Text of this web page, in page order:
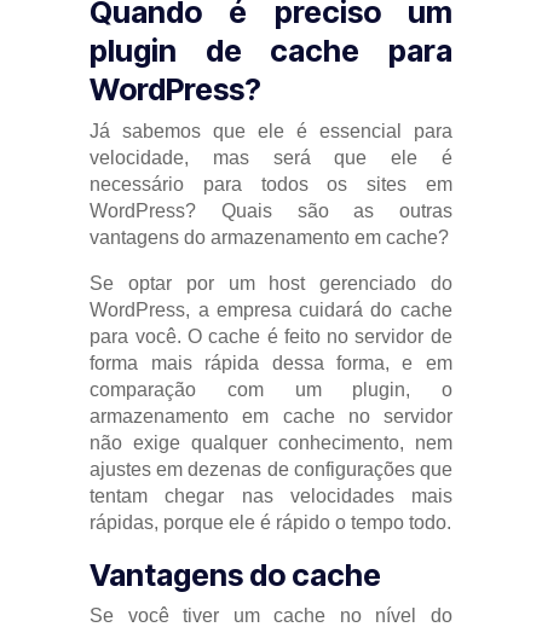
Quando é preciso um
plugin de cache para
WordPress?
Já sabemos que ele é essencial para
velocidade, mas será que ele é
necessário para todos os sites em
WordPress? Quais são as outras
vantagens do armazenamento em cache?
Se optar por um host gerenciado do
WordPress, a empresa cuidará do cache
para você. O cache é feito no servidor de
forma mais rápida dessa forma, e em
comparação com um plugin, o
armazenamento em cache no servidor
não exige qualquer conhecimento, nem
ajustes em dezenas de configurações que
tentam chegar nas velocidades mais
rápidas, porque ele é rápido o tempo todo.
Vantagens do cache
Se você tiver um cache no nível do